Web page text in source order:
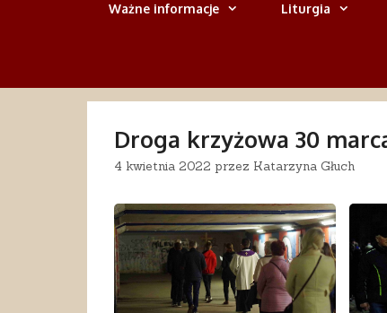
Ważne informacje Liturgia
Droga krzyżowa 30
4 kwietnia 2022 przez Katarzyna Głuch